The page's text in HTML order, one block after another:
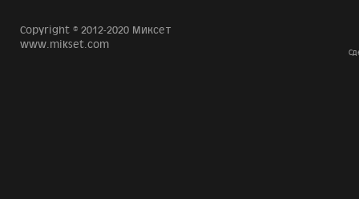
Copyright © 2012-2020 Миксет
www.mikset.com